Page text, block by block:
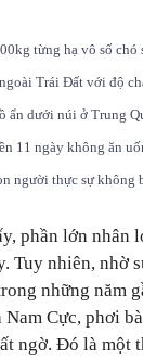
từng hạ vô số
Trái Đất với độ
ẩn dưới núi ở Trung
11 ngày không ăn
người thực sự
phần lớn nhân
Tuy nhiên, nhờ
những năm
Nam Cực, phơi
ngờ. Đó là một